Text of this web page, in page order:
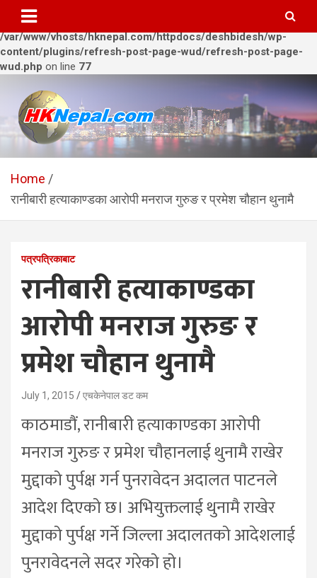
Warning
: Trying to access array offset on value of type bool in
/var/www/vhosts/hknepal.com/httpdocs/deshbidesh/wp-
content/plugins/refresh-post-page-wud/refresh-post-page-
wud.php on line 77
content
HKNepal.com – हङकङबाट
सञ्चालित पहिलो नेपाली अनलाईन
पत्रिका
hknepal, hknepal.com, hk nepal, hk nepal com
Home
रानीबारी हत्याकाण्डका आरोपी मनराज गुरुङ र प्रमेश चौहान थुनामै
पत्रपत्रिकाबाट
रानीबारी हत्याकाण्डका
आरोपी मनराज गुरुङ र
प्रमेश चौहान थुनामै
July 1, 2015 एचकेनेपाल डट कम
काठमाडौं, रानीबारी हत्याकाण्डका आरोपी
मनराज गुरुङ र प्रमेश चौहानलाई थुनामै राखेर
मुद्दाको पुर्पक्ष गर्न पुनरावेदन अदालत पाटनले
आदेश दिएको छ। अभियुक्तलाई थुनामै राखेर
मुद्दाको पुर्पक्ष गर्ने जिल्ला अदालतको आदेशलाई
पुनरावेदनले सदर गरेको हो।